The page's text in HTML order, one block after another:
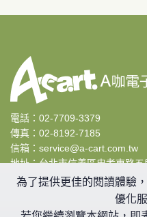
電話： 02-7709-3379
傳真：02-8192-7185
信箱： service@a-cart.com.tw
地址：台北市信義區忠孝東路
隱私權宣告|
為了提供更佳的閱讀體驗
優化